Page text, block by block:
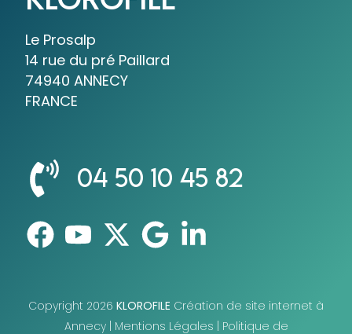
Le Prosalp
14 rue du pré Paillard
74940 ANNECY
FRANCE
04 50 10 45 82
Copyright 2026 KLOROFILE Création de site internet à
Annecy | Mentions Légales Politique de